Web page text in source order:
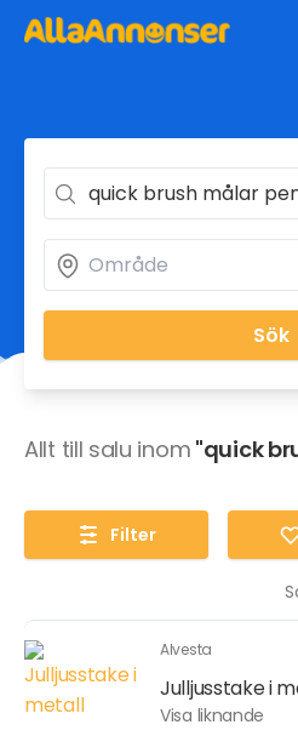
Sök
Allt till salu inom "quick
Filter
Alvesta
Julljusstake i
Visa liknande